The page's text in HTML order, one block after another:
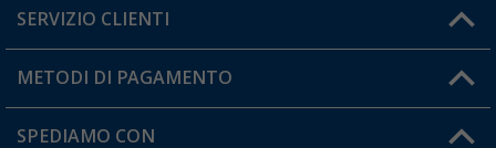
Diventare rivenditori
Il mio Account
SERVIZIO CLIENTI
Informazioni sulla spedizione
Resi
METODI DI PAGAMENTO
SPEDIAMO CON